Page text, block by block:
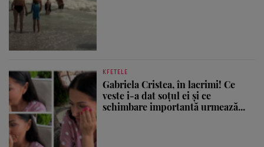
KFETELE
Gabriela Cristea, în lacrimi! Ce
veste i-a dat soțul ei și ce
schimbare importantă urmează...